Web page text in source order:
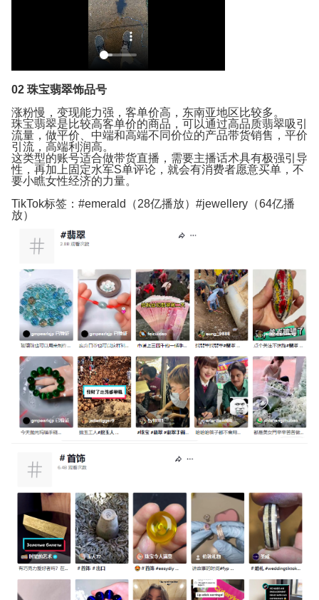
02 珠宝翡翠饰品号
涨粉慢，变现能力强，客单价高，东南亚地区比较多。
珠宝翡翠是比较高客单价的商品，可以通过高品质翡翠吸引
流量，做平价、中端和高端不同价位的产品带货销售，平价
引流，高端利润高。
这类型的账号适合做带货直播，需要主播话术具有极强引导
性，再加上固定水军S单评论，就会有消费者愿意买单，不
要小瞧女性经济的力量。
TikTok标签：#emerald（28亿播放）#jewellery（64亿播
放）